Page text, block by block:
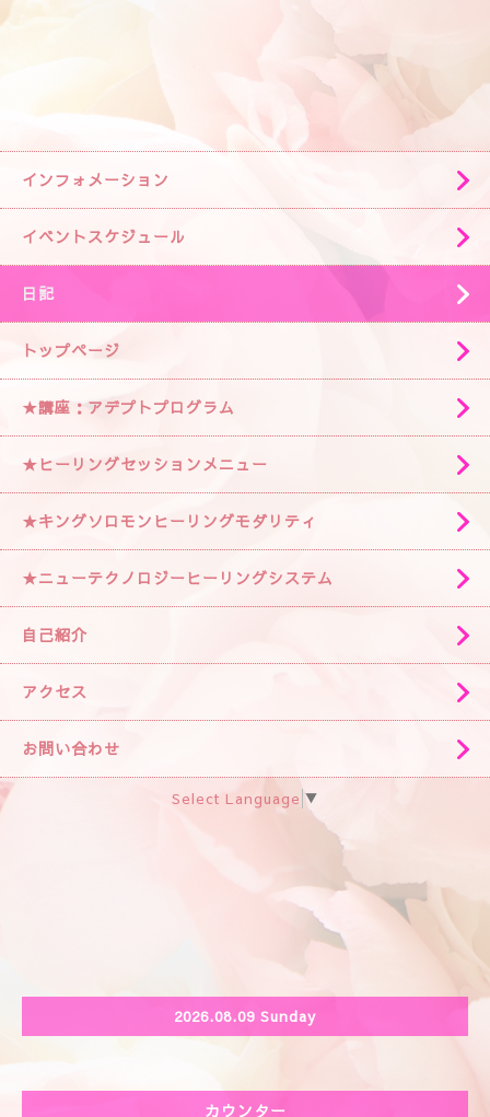
インフォメーション
イベントスケジュール
日記
トップページ
★講座：アデプトプログラム
★ヒーリングセッションメニュー
★キングソロモンヒーリングモダリティ
★ニューテクノロジーヒーリングシステム
自己紹介
アクセス
お問い合わせ
Select Language ▼
2026.08.09 Sunday
カウンター